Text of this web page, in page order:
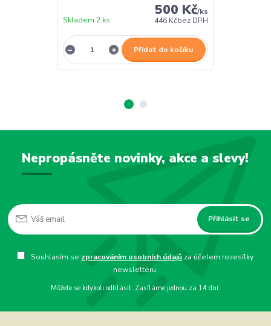
500 Kč/ks
446 Kčbez DPH
Skladem 2 ks
Přidat do košíku
Nepropásněte novinky, akce a slevy!
Přihlásit se
Souhlasím se zpracováním osobních údajů za účelem rozesílky
newsletteru.
Můžete se kdykoli odhlásit. Zasíláme jednou za 14 dní.